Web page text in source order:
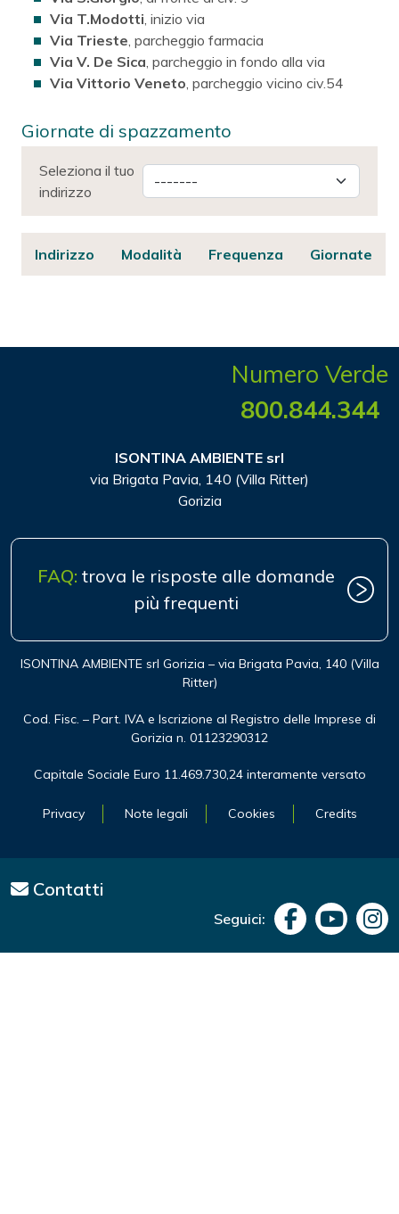
Via T.Modotti , inizio via
Via Trieste , parcheggio farmacia
Via V. De Sica , parcheggio in fondo alla via
Via Vittorio Veneto , parcheggio vicino civ.54
Giornate di spazzamento
Seleziona il tuo
indirizzo
Indirizzo Modalità Frequenza Giornate
Numero Verde
800.844.344
ISONTINA AMBIENTE srl
via Brigata Pavia, 140 (Villa Ritter)
Gorizia
FAQ: trova le risposte alle domande
più frequenti
ISONTINA AMBIENTE srl Gorizia – via Brigata Pavia, 140 (Villa
Ritter)
Cod. Fisc. – Part. IVA e Iscrizione al Registro delle Imprese di
Gorizia n. 01123290312
Capitale Sociale Euro 11.469.730,24 interamente versato
Privacy Note legali Cookies Credits
Contatti
Seguici: